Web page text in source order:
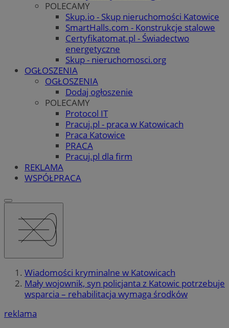
POLECAMY
Skup.io - Skup nieruchomości Katowice
SmartHalls.com - Konstrukcje stalowe
Certyfikatomat.pl - Świadectwo
energetyczne
Skup - nieruchomosci.org
OGŁOSZENIA
OGŁOSZENIA
Dodaj ogłoszenie
POLECAMY
Protocol IT
Pracuj.pl - praca w Katowicach
Praca Katowice
PRACA
Pracuj.pl dla firm
REKLAMA
WSPÓŁPRACA
Wiadomości kryminalne w Katowicach
Mały wojownik, syn policjanta z Katowic potrzebuje
wsparcia – rehabilitacja wymaga środków
reklama